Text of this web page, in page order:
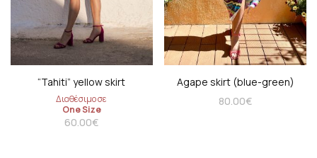
“Tahiti” yellow skirt
Διαθέσιμο σε
One Size
60.00€
Agape skirt (blue-green)
80.00€